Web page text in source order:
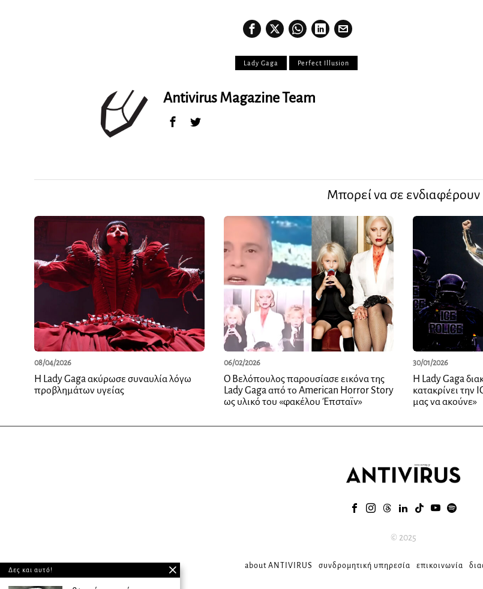
Lady Gaga Perfect Illusion
Antivirus Magazine Team
Μπορεί να σε ενδιαφέρουν
08/04/2026
Η Lady Gaga ακύρωσε συναυλία λόγω
προβλημάτων υγείας
06/02/2026
Ο Βελόπουλος παρουσίασε εικόνα της
Lady Gaga από το American Horror Story
ως υλικό του «φακέλου Έπσταϊν»
30/01/2026
Η Lady Gaga
κατακρίνει την
μας να ακούνε»
© 2025
about ANTIVIRUS συνδρομητική υπηρεσία επικοινωνία
Δες και αυτό!